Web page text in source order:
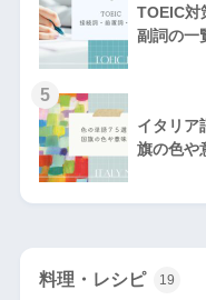
TOEIC対
副詞の一
5
イタリア
旗の色や
料理・レシピ 19